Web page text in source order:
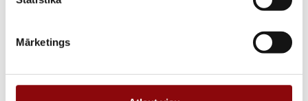
Mārketings
0.5 kg
DIMENSIONS 100x100x60 cm